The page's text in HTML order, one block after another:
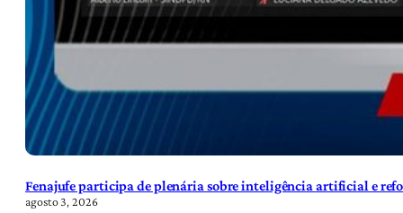
Fenajufe participa de plenária sobre inteligência artificial e
agosto 3, 2026